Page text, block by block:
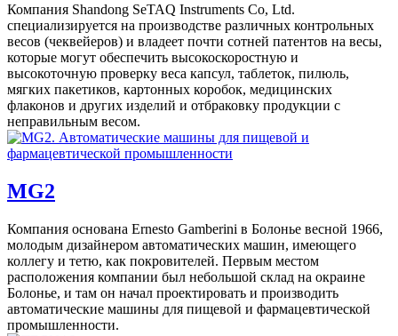
Компания Shandong SeTAQ Instruments Co, Ltd.
специализируется на производстве различных контрольных
весов (чеквейеров) и владеет почти сотней патентов на весы,
которые могут обеспечить высокоскоростную и
высокоточную проверку веса капсул, таблеток, пилюль,
мягких пакетиков, картонных коробок, медицинских
флаконов и других изделий и отбраковку продукции с
неправильным весом.
MG2
Компания основана Ernesto Gamberini в Болонье весной 1966,
молодым дизайнером автоматических машин, имеющего
коллегу и тетю, как покровителей. Первым местом
расположения компании был небольшой склад на окраине
Болонье, и там он начал проектировать и производить
автоматические машины для пищевой и фармацевтической
промышленности.